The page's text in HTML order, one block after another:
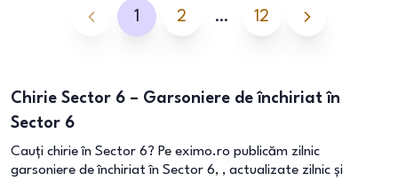
1 2 … 12
Chirie Sector 6 – Garsoniere de închiriat în
Sector 6
Cauți chirie în Sector 6? Pe eximo.ro publicăm zilnic
garsoniere de închiriat în Sector 6, , actualizate zilnic și